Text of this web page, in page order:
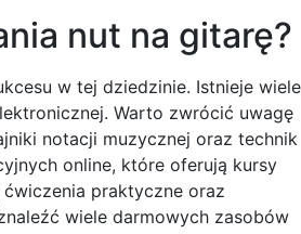
nut na gitarę?
w tej dziedzinie. Istnieje wiele
Warto zwrócić uwagę
notacji muzycznej oraz technik
online, które oferują kursy
praktyczne oraz
wiele darmowych zasobów